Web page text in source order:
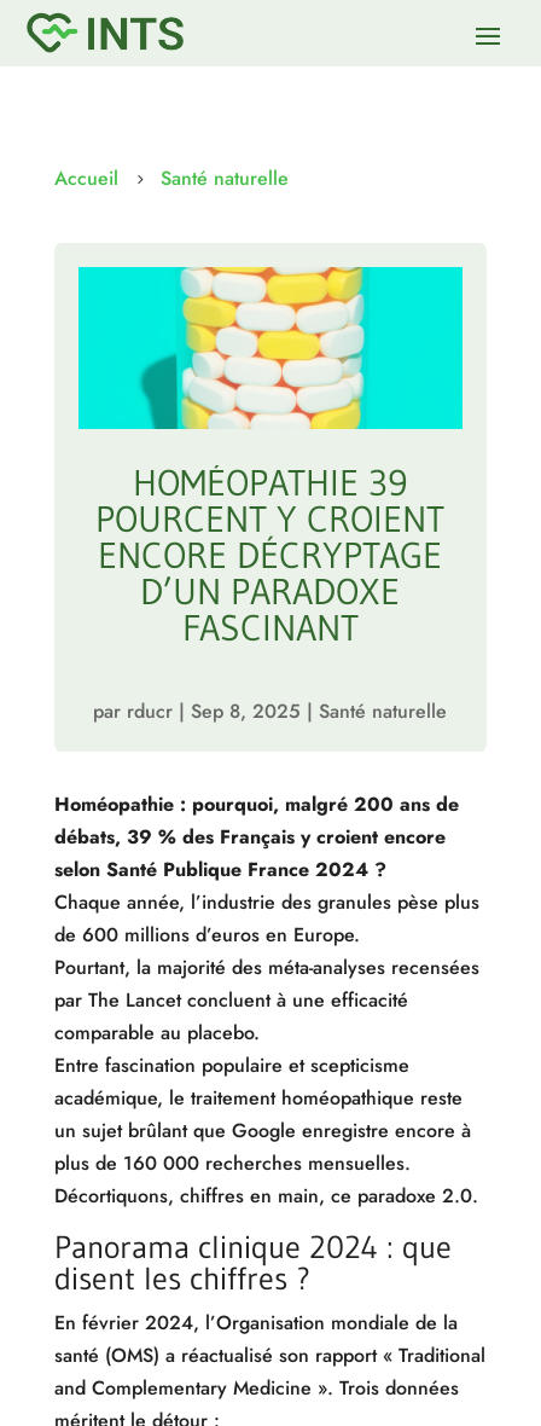
Accueil 5 Santé naturelle
HOMÉOPATHIE 39
POURCENT Y CROIENT
ENCORE DÉCRYPTAGE
D’UN PARADOXE
FASCINANT
par rducr |Sep 8, 2025 |Santé naturelle
Homéopathie : pourquoi, malgré 200 ans de
débats, 39 % des Français y croient encore
selon Santé Publique France 2024 ?
Chaque année, l’industrie des granules pèse plus
de 600 millions d’euros en Europe.
Pourtant, la majorité des méta-analyses recensées
par The Lancet concluent à une efficacité
comparable au placebo.
Entre fascination populaire et scepticisme
académique, le traitement homéopathique reste
un sujet brûlant que Google enregistre encore à
plus de 160 000 recherches mensuelles.
Décortiquons, chiffres en main, ce paradoxe 2.0.
Panorama clinique 2024 : que
disent les chiffres ?
En février 2024, l’Organisation mondiale de la
santé (OMS) a réactualisé son rapport « Traditional
and Complementary Medicine ». Trois données